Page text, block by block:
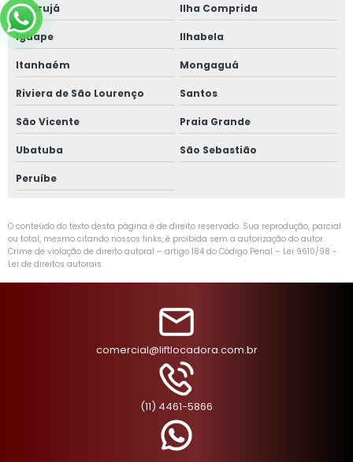
Guarujá Ilha Comprida
Iguape Ilhabela
Itanhaém Mongaguá
Riviera de São Lourenço Santos
São Vicente Praia Grande
Ubatuba São Sebastião
Peruíbe
O conteúdo do texto desta página é de direito reservado. Sua reprodução, parcial
ou total, mesmo citando nossos links, é proibida sem a autorização do autor.
Crime de violação de direito autoral – artigo 184 do Código Penal – Lei 9610/98 -
Lei de direitos autorais.
comercial@liftlocadora.com.br
(11) 4461-5866